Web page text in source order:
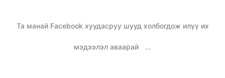
Та манай Facebook хуудасруу шууд холбогдож илүү их
мэдээлэл аваарай ...